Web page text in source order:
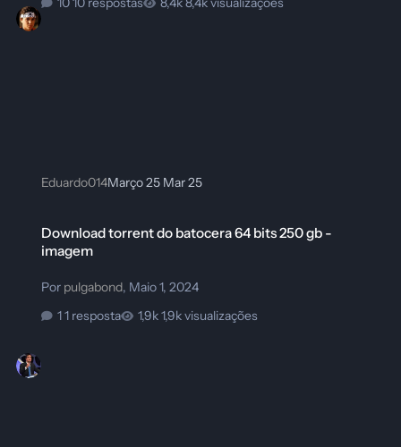
Eduardo014Março 25 Mar 25
Download torrent do batocera 64 bits 250 gb -
imagem
Por pulgabond, Maio 1, 2024
1 resposta
1,9k visualizações